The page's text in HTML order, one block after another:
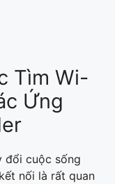
Tìm Wi-
Ứng
đổi cuộc sống
nối là rất quan